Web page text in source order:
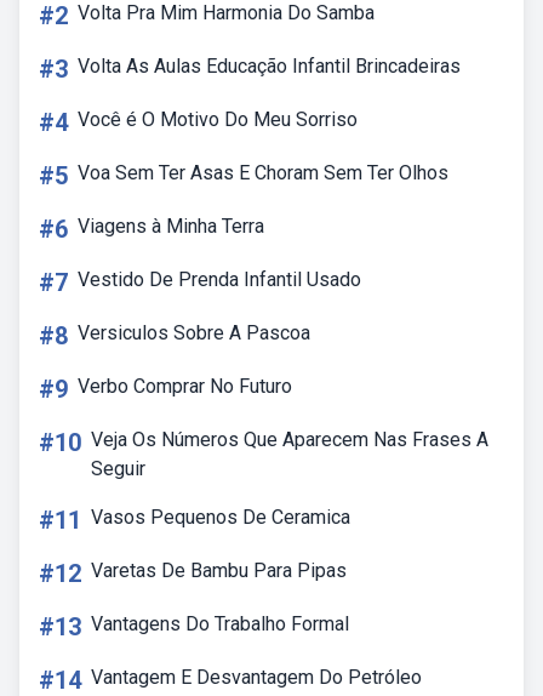
#2 Volta Pra Mim Harmonia Do Samba
#3 Volta As Aulas Educação Infantil Brincadeiras
#4 Você é O Motivo Do Meu Sorriso
#5 Voa Sem Ter Asas E Choram Sem Ter Olhos
#6 Viagens à Minha Terra
#7 Vestido De Prenda Infantil Usado
#8 Versiculos Sobre A Pascoa
#9 Verbo Comprar No Futuro
#10 Veja Os Números Que Aparecem Nas Frases A
Seguir
#11 Vasos Pequenos De Ceramica
#12 Varetas De Bambu Para Pipas
#13 Vantagens Do Trabalho Formal
#14 Vantagem E Desvantagem Do Petróleo